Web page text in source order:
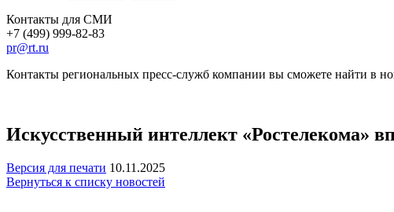
Контакты для СМИ
+7 (499) 999-82-83
pr@rt.ru
Контакты региональных пресс-служб компании вы сможете найти в
Искусственный интеллект «Ростелекома»
Версия для печати 10.11.2025
Вернуться к списку новостей